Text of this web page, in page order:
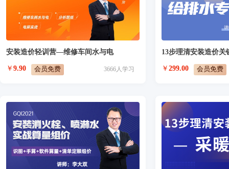
安装造价轻训营—维修车间水与电
￥ 9.90 会员免费 3666人学习 ￥ 299.00 会员免费